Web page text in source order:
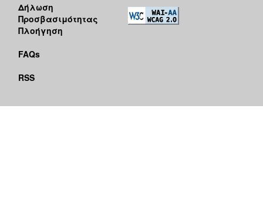
Δήλωση
Προσβασιμότητας
Πλοήγηση
FAQs
RSS